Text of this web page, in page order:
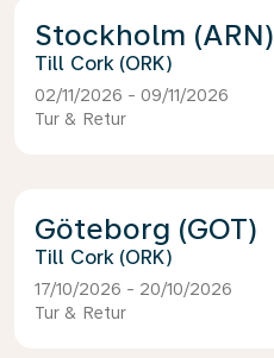
Stockholm (ARN)
Cork (ORK)
02/11/2026 - 09/11/2026
Tur & Retur
Göteborg (GOT)
Cork (ORK)
17/10/2026 - 20/10/2026
Tur & Retur